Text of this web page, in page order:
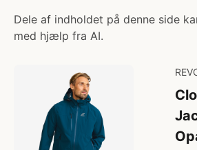
Dele af indholdet på denne side
med hjælp fra AI.